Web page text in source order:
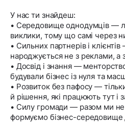
У нас ти знайдеш:
• Середовище однодумців —
виклики, тому що самі через
• Сильних партнерів і
народжується не з реклами, а
• Досвід і знання —
будували бізнес із нуля та
• Розвиток без пафосу —
й рішення, які працюють тут і
• Силу громади — разом ми
формуємо бізнес-середовище